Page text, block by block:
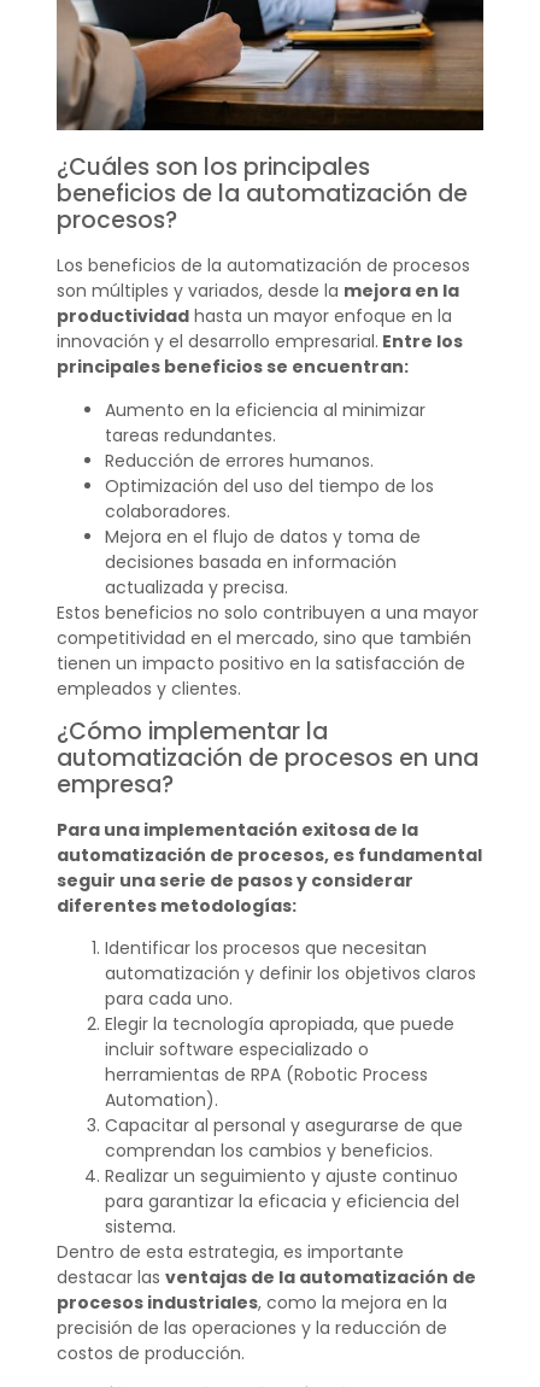
¿Cuáles son los principales
beneficios de la automatización de
procesos?
Los beneficios de la automatización de procesos
son múltiples y variados, desde la mejora en la
productividadhasta un mayor enfoque en la
innovación y el desarrollo empresarial. Entre los
principales beneficios se encuentran:
Aumento en la eficiencia al minimizar
tareas redundantes.
Reducción de errores humanos.
Optimización del uso del tiempo de los
colaboradores.
Mejora en el flujo de datos y toma de
decisiones basada en información
actualizada y precisa.
Estos beneficios no solo contribuyen a una mayor
competitividad en el mercado, sino que también
tienen un impacto positivo en la satisfacción de
empleados y clientes.
¿Cómo implementar la
automatización de procesos en una
empresa?
Para una implementación exitosa de la
automatización de procesos, es fundamental
seguir una serie de pasos y considerar
diferentes metodologías:
Identificar los procesos que necesitan
automatización y definir los objetivos claros
para cada uno.
Elegir la tecnología apropiada, que puede
incluir software especializado o
herramientas de RPA (Robotic Process
Automation).
Capacitar al personal y asegurarse de que
comprendan los cambios y beneficios.
Realizar un seguimiento y ajuste continuo
para garantizar la eficacia y eficiencia del
sistema.
Dentro de esta estrategia, es importante
destacar las ventajas de la automatización de
procesos industriales, como la mejora en la
precisión de las operaciones y la reducción de
costos de producción.